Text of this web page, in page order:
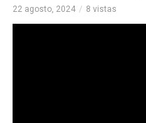
22 agosto, 2024 8 vistas